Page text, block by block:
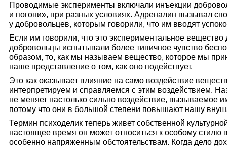
Проводимые эксперименты включали инъекции
и погони», при разных условиях. Адреналин вызывал
у добровольцев, которым говорили, что им вводят
Если им говорили, что это экспериментальное
добровольцы испытывали более типичное чувство
образом, то, как мы называем вещество, которое мы
наше представление о том, как оно подействует.
Это как оказывает влияние на само воздействие
интерпретируем и справляемся с этим воздействием.
не меняет настолько сильно воздействие, вызываемое
потому что они в большой степени повышают нашу
Термин психоделик теперь живет собственной
настоящее время он может относиться к особому стилю
особенно напряженным обстоятельствам. Когда дело